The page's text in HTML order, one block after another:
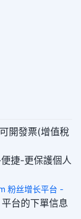
開發票(增值稅
捷-更保護個人
粉丝增长平台 -
台的下單信息